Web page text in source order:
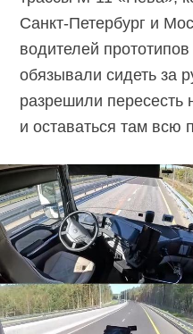
Санкт-Петербург и
водителей
обязывали сидеть за
разрешили пересесть
и оставаться там всю